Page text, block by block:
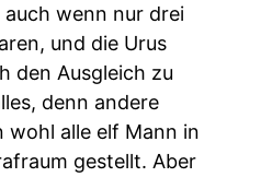
wenn nur drei
und die Urus
den Ausgleich zu
denn andere
alle elf Mann in
gestellt. Aber